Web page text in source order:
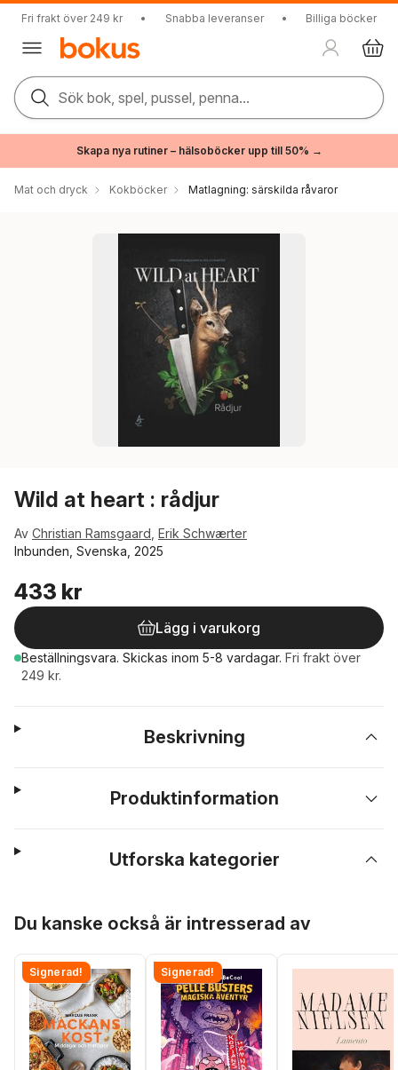
Fri frakt över 249 kr • Snabba leveranser • Billiga böcker
Sök bok, spel, pussel, penna...
Skapa nya rutiner – hälsoböcker upp till 50% →
Mat och dryck Kokböcker Matlagning: särskilda råvaror
Wild at heart : rådjur
Av Christian Ramsgaard Erik Schwærter
Inbunden, Svenska, 2025
433 kr
Lägg i varukorg
Beställningsvara. Skickas inom 5-8 vardagar. Fri frakt över
249 kr.
Beskrivning
Produktinformation
Utforska kategorier
Du kanske också är intresserad av
Signerad! Signerad!